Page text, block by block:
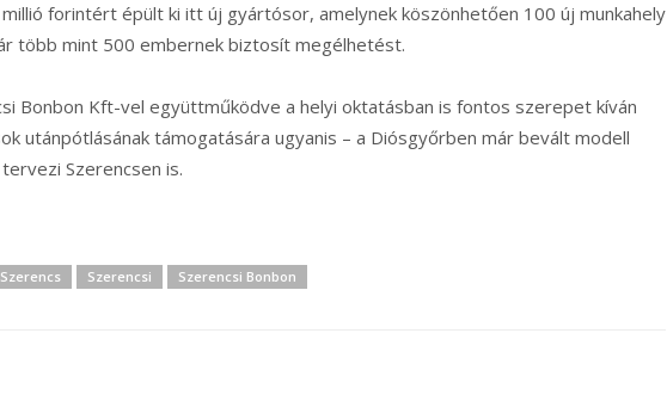
forintért épült ki itt új gyártósor, amelynek köszönhetően 100 új munkahely
több mint 500 embernek biztosít megélhetést.
Bonbon Kft-vel együttműködve a helyi oktatásban is fontos szerepet kíván
utánpótlásának támogatására ugyanis – a Diósgyőrben már bevált modell
Szerencsen is.
Szerencs Szerencsi Szerencsi Bonbon